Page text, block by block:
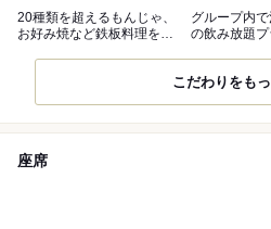
20種類を超えるもんじゃ、
お好み焼など鉄板料理を満
グループ内
の飲み放題
こだわりをも
座席